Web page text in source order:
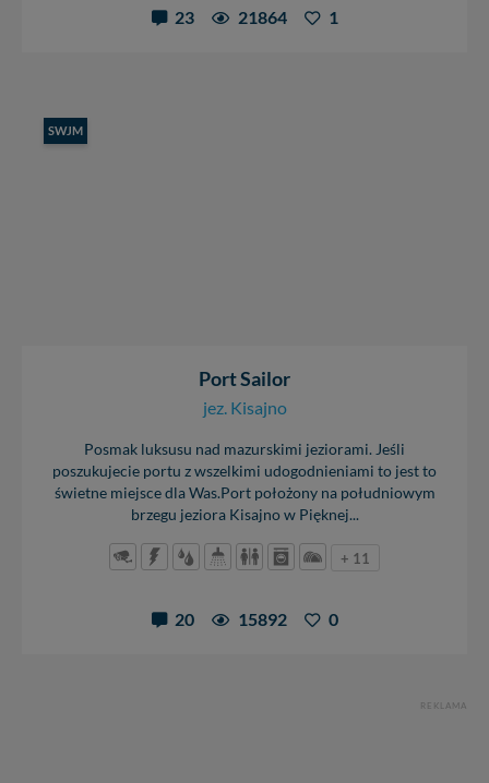
23
21864 1
SWJM
Port Sailor
jez. Kisajno
Posmak luksusu nad mazurskimi jeziorami. Jeśli
poszukujecie portu z wszelkimi udogodnieniami to jest to
świetne miejsce dla Was.Port położony na południowym
brzegu jeziora Kisajno w Pięknej...
+ 11
20 15892 0
REKLAMA